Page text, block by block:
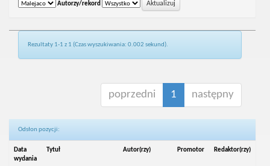
Autorzy/rekord
Rezultaty 1-1 z 1 (Czas wyszukiwania: 0.002 sekund).
poprzedni 1 następny
Odsłon pozycji:
Data
wydania
Tytuł Autor(rzy) Promotor Redaktor(rzy)